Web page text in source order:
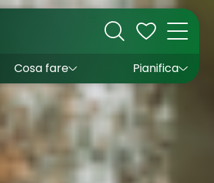
Cosa fare
Outdoor
Pianifica
Come arrivare
Wishlist